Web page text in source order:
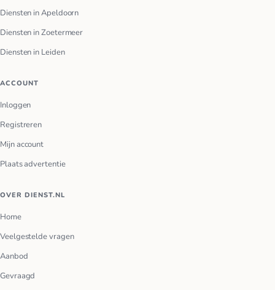
Diensten in Apeldoorn
Diensten in Zoetermeer
Diensten in Leiden
ACCOUNT
Inloggen
Registreren
Mijn account
Plaats advertentie
OVER DIENST.NL
Home
Veelgestelde vragen
Aanbod
Gevraagd